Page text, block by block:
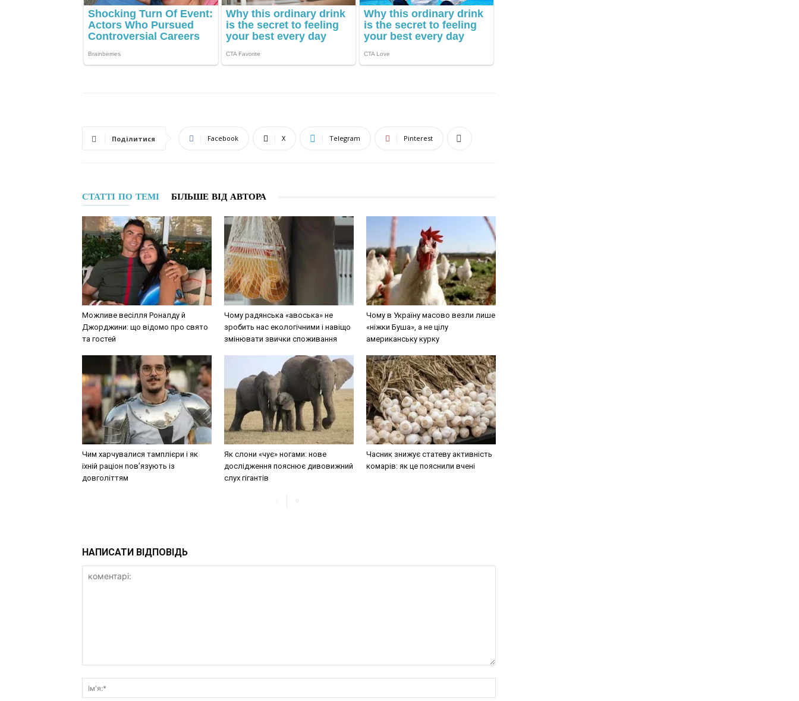
Поділитися Facebook X Telegram Pinterest
СТАТТІ ПО ТЕМІ БІЛЬШЕ ВІД АВТОРА
Можливе весілля Роналду й
Джорджини: що відомо про свято
та гостей
Чому радянська «авоська» не
зробить нас екологічними і навіщо
змінювати звички споживання
Чому в Україну масово везли лише
«ніжки Буша», а не цілу
американську курку
Чим харчувалися тамплієри і як
їхній раціон пов’язують із
довголіттям
Як слони «чує» ногами: нове
дослідження пояснює дивовижний
слух гігантів
Часник знижує статеву активність
комарів: як це пояснили вчені
НАПИСАТИ ВІДПОВІДЬ